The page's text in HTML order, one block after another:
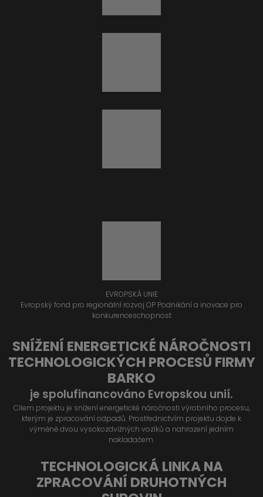
EVROPSKÁ UNIE
Evropský fond pro regionální rozvoj OP Podnikání a inovace pro
konkurenceschopnost
SNÍŽENÍ ENERGETICKÉ NÁROČNOSTI
TECHNOLOGICKÝCH PROCESŮ FIRMY
BARKO
je spolufinancováno Evropskou unií.
Cílem projektu je snížení energetické náročnosti výrobního procesu,
kterým je zpracování odpadů. Prostřednictvím projektu dojde k
výměně dvou vysokozdvižných vozíků a nahrazení jedním
nakladačem.
TECHNOLOGICKÁ LINKA NA
ZPRACOVÁNÍ DRUHOTNÝCH